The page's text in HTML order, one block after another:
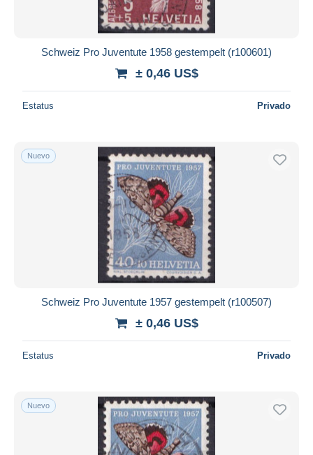
Schweiz Pro Juventute 1958 gestempelt (r100601)
± 0,46 US$
Estatus Privado
Nuevo
Schweiz Pro Juventute 1957 gestempelt (r100507)
± 0,46 US$
Estatus Privado
Nuevo